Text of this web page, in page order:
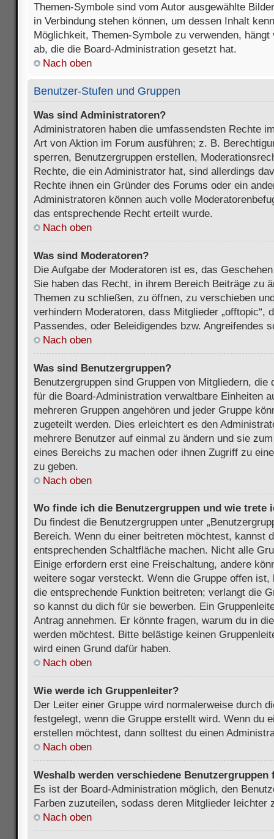
Themen-Symbole sind vom Autor ausgewählte
in Verbindung stehen können, um dessen Inhalt
Möglichkeit, Themen-Symbole zu verwenden,
ab, die die Board-Administration gesetzt hat.
Nach oben
Benutzer-Stufen und Gruppen
Was sind Administratoren?
Administratoren haben die umfassendsten Rechte
Art von Aktion im Forum ausführen; z. B.
sperren, Benutzergruppen erstellen,
Rechte, die ein Administrator hat, sind allerdings
Rechte ihnen ein Gründer des Forums oder ein
Administratoren können auch volle
das entsprechende Recht erteilt wurde.
Nach oben
Was sind Moderatoren?
Die Aufgabe der Moderatoren ist es, das
Sie haben das Recht, in ihrem Bereich Beiträge zu
Themen zu schließen, zu öffnen, zu verschieben
verhindern Moderatoren, dass Mitglieder „offtopic“,
Passendes, oder Beleidigendes bzw. Angreifendes
Nach oben
Was sind Benutzergruppen?
Benutzergruppen sind Gruppen von Mitgliedern, die
für die Board-Administration verwaltbare Einheiten
mehreren Gruppen angehören und jeder Gruppe
zugeteilt werden. Dies erleichtert es den
mehrere Benutzer auf einmal zu ändern und sie
eines Bereichs zu machen oder ihnen Zugriff zu
zu geben.
Nach oben
Wo finde ich die Benutzergruppen und wie trete
Du findest die Benutzergruppen unter
Bereich. Wenn du einer beitreten möchtest, kannst
entsprechenden Schaltfläche machen. Nicht alle
Einige erfordern erst eine Freischaltung, andere
weitere sogar versteckt. Wenn die Gruppe offen
die entsprechende Funktion beitreten; verlangt die
so kannst du dich für sie bewerben. Ein
Antrag annehmen. Er könnte fragen, warum du in
werden möchtest. Bitte belästige keinen
wird einen Grund dafür haben.
Nach oben
Wie werde ich Gruppenleiter?
Der Leiter einer Gruppe wird normalerweise durch
festgelegt, wenn die Gruppe erstellt wird. Wenn du
erstellen möchtest, dann solltest du einen
Nach oben
Weshalb werden verschiedene
Es ist der Board-Administration möglich, den
Farben zuzuteilen, sodass deren Mitglieder leichter
Nach oben